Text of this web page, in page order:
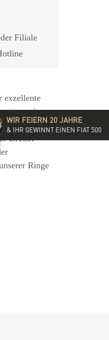
Filiale
mit
eine
DACH-
Ringe
WIR FEIERN 20 JAHRE
& IHR GEWINNT EINEN FIAT 500